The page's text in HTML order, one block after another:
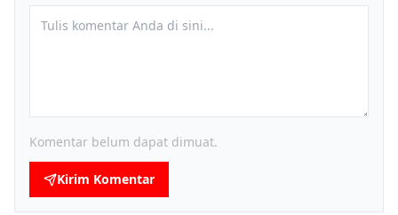
Komentar belum dapat dimuat.
Kirim Komentar